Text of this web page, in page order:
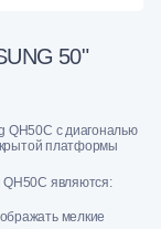
50"
QH50С с диагональю
платформы
являются:
мелкие